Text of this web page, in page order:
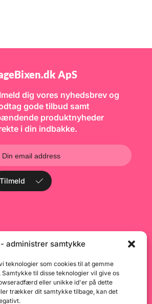
administrer samtykke
teknologier som cookies til at gemme
til disse teknologier vil give os
eller unikke id'er på dette
trækker dit samtykke tilbage, kan det
ApS
dig vores nyhedsbrev og
gode tilbud samt
produktnyheder
i din indbakke.
Tilmeld